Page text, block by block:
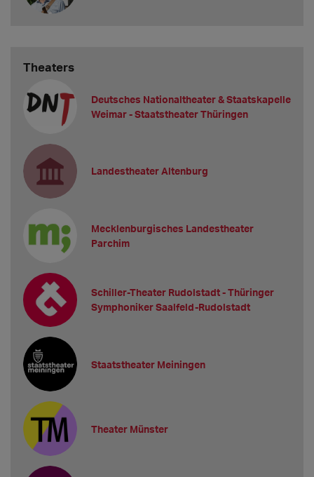
Theaters
Deutsches Nationaltheater & Staatskapelle
Weimar - Staatstheater Thüringen
Landestheater Altenburg
Mecklenburgisches Landestheater
Parchim
Schiller-Theater Rudolstadt - Thüringer
Symphoniker Saalfeld-Rudolstadt
Staatstheater Meiningen
Theater Münster